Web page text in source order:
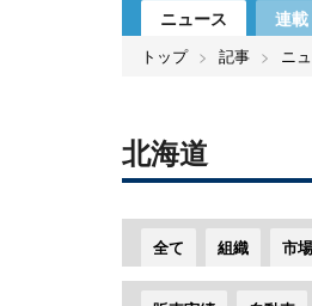
ニュース 連載
トップ 記事 ニ
北海道
全て 組織 市場